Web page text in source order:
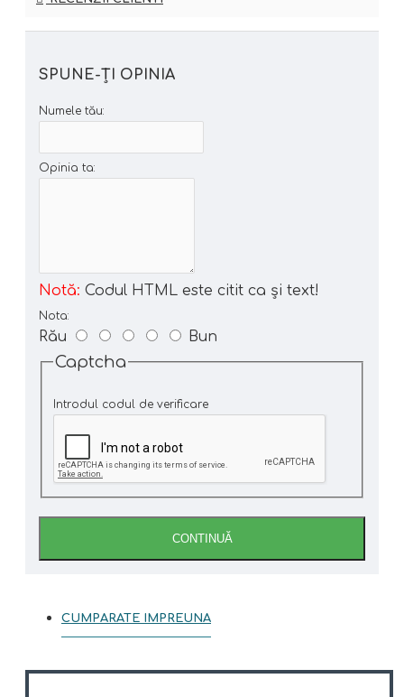
SPUNE-ŢI OPINIA
Numele tău:
Opinia ta:
Notă: Codul HTML este citit ca şi text!
Nota:
Rău Bun
Captcha
Introdul codul de verificare
CONTINUĂ
CUMPARATE IMPREUNA